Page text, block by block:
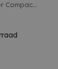
Compact